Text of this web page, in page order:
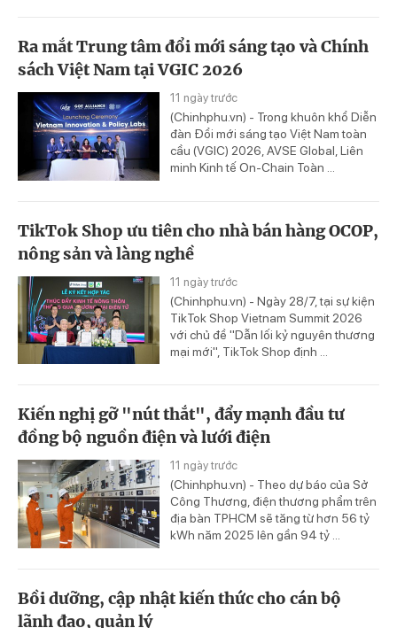
Ra mắt Trung tâm đổi mới sáng tạo và Chính
sách Việt Nam tại VGIC 2026
11 ngày trước
(Chinhphu.vn) - Trong khuôn khổ Diễn
đàn Đổi mới sáng tạo Việt Nam toàn
cầu (VGIC) 2026, AVSE Global, Liên
minh Kinh tế On-Chain Toàn ...
TikTok Shop ưu tiên cho nhà bán hàng OCOP,
nông sản và làng nghề
11 ngày trước
(Chinhphu.vn) - Ngày 28/7, tại sự kiện
TikTok Shop Vietnam Summit 2026
với chủ đề "Dẫn lối kỷ nguyên thương
mại mới", TikTok Shop định ...
Kiến nghị gỡ "nút thắt", đẩy mạnh đầu tư
đồng bộ nguồn điện và lưới điện
11 ngày trước
(Chinhphu.vn) - Theo dự báo của Sở
Công Thương, điện thương phẩm trên
địa bàn TPHCM sẽ tăng từ hơn 56 tỷ
kWh năm 2025 lên gần 94 tỷ ...
Bồi dưỡng, cập nhật kiến thức cho cán bộ
lãnh đạo, quản lý